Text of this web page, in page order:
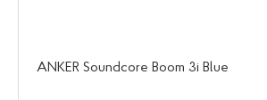
ANKER Soundcore Boom 3i Blue